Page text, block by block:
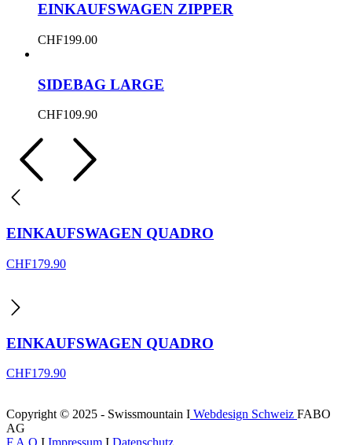
EINKAUFSWAGEN ZIPPER
CHF199.00
SIDEBAG LARGE
CHF109.90
EINKAUFSWAGEN QUADRO
CHF179.90
EINKAUFSWAGEN QUADRO
CHF179.90
Copyright © 2025 - Swissmountain I Webdesign Schweiz FABO
AG